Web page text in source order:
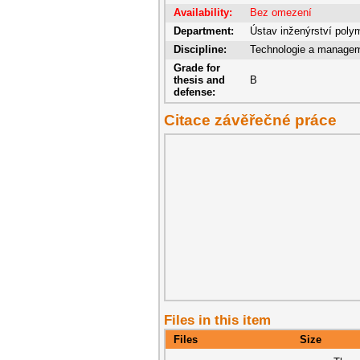
Availability:
Bez omezení
Department:
Ústav inženýrství
Discipline:
Technologie a
Grade for
thesis and
defense:
B
Citace závěřečné práce
Files in this item
Files Size